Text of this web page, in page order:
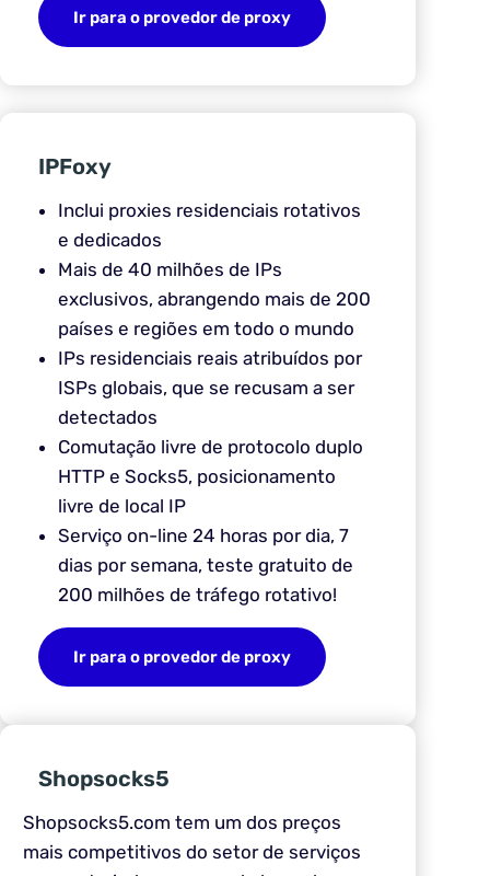
Ir para o provedor de proxy
IPFoxy
Inclui proxies residenciais rotativos
e dedicados
Mais de 40 milhões de IPs
exclusivos, abrangendo mais de 200
países e regiões em todo o mundo
IPs residenciais reais atribuídos por
ISPs globais, que se recusam a ser
detectados
Comutação livre de protocolo duplo
HTTP e Socks5, posicionamento
livre de local IP
Serviço on-line 24 horas por dia, 7
dias por semana, teste gratuito de
200 milhões de tráfego rotativo!
Ir para o provedor de proxy
Shopsocks5
Shopsocks5.com tem um dos preços
mais competitivos do setor de serviços